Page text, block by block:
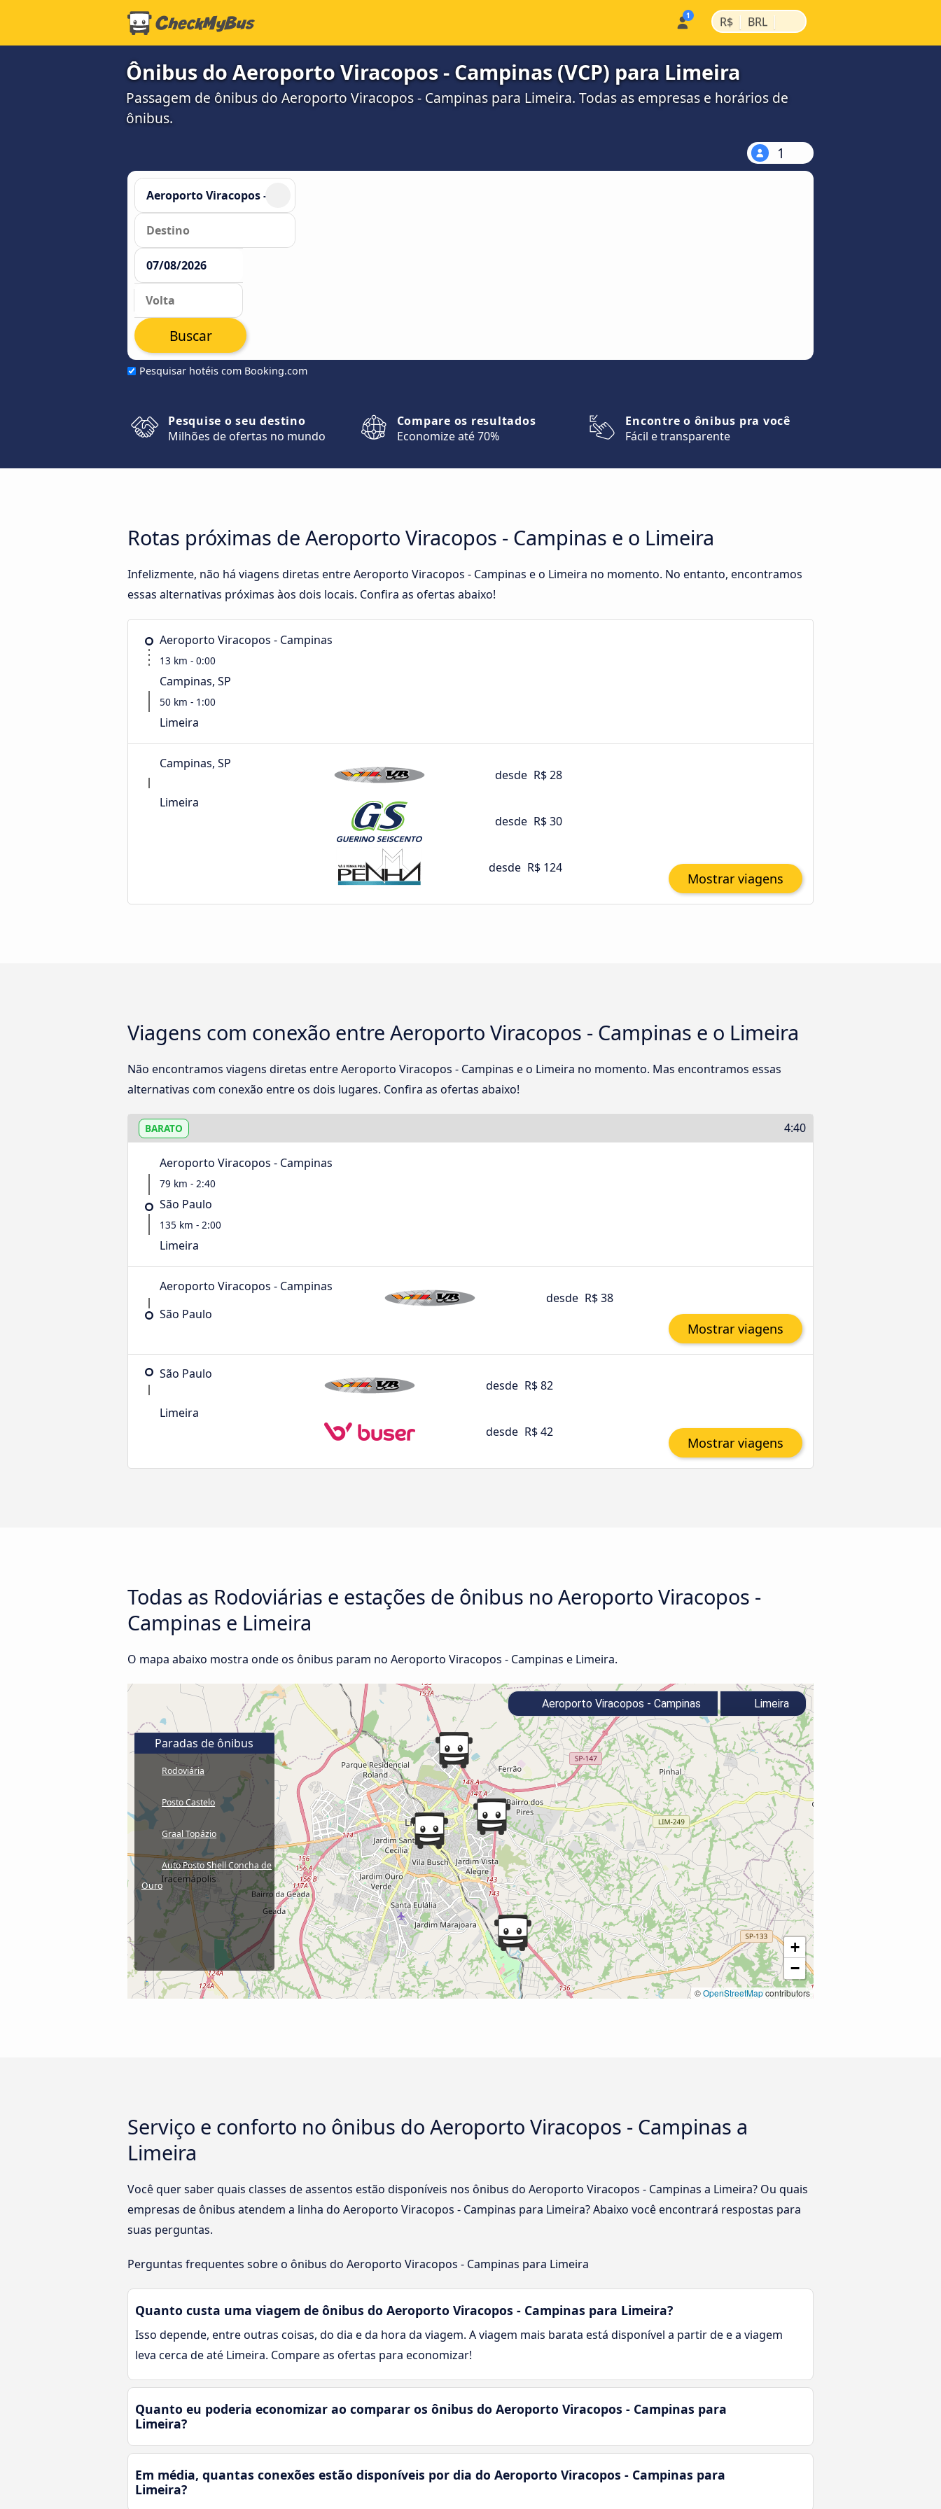
R$ | BRL |
Ônibus do Aeroporto Viracopos - Campinas (VCP) para Limeira
Passagem de ônibus do Aeroporto Viracopos - Campinas para Limeira. Todas as empresas e horários de
ônibus.
1
Pesquisar hotéis com Booking.com
Buscar
Pesquise o seu destino
Milhões de ofertas no mundo
Compare os resultados
Economize até 70%
Encontre o ônibus pra você
Fácil e transparente
Rotas próximas de Aeroporto Viracopos - Campinas e o Limeira
Infelizmente, não há viagens diretas entre Aeroporto Viracopos - Campinas e o Limeira no momento. No entanto, encontramos
essas alternativas próximas àos dois locais. Confira as ofertas abaixo!
Aeroporto Viracopos - Campinas
13 km - 0:00
Campinas, SP
50 km - 1:00
Limeira
Campinas, SP
Limeira
desde R$ 28
desde R$ 30
desde R$ 124
Mostrar viagens
Viagens com conexão entre Aeroporto Viracopos - Campinas e o Limeira
Não encontramos viagens diretas entre Aeroporto Viracopos - Campinas e o Limeira no momento. Mas encontramos essas
alternativas com conexão entre os dois lugares. Confira as ofertas abaixo!
BARATO 4:40
Aeroporto Viracopos - Campinas
79 km - 2:40
São Paulo
135 km - 2:00
Limeira
Aeroporto Viracopos - Campinas
São Paulo
desde R$ 38
Mostrar viagens
São Paulo
Limeira
desde R$ 82
desde R$ 42
Mostrar viagens
Todas as Rodoviárias e estações de ônibus no Aeroporto Viracopos -
Campinas e Limeira
O mapa abaixo mostra onde os ônibus param no Aeroporto Viracopos - Campinas e Limeira.
+
−
©OpenStreetMapcontributors
Paradas de ônibus
Rodoviária
Posto Castelo
Graal Topázio
Auto Posto Shell Concha de
Ouro
Aeroporto Viracopos - Campinas Limeira
Serviço e conforto no ônibus do Aeroporto Viracopos - Campinas a
Limeira
Você quer saber quais classes de assentos estão disponíveis nos ônibus do Aeroporto Viracopos - Campinas a Limeira? Ou quais
empresas de ônibus atendem a linha do Aeroporto Viracopos - Campinas para Limeira? Abaixo você encontrará respostas para
suas perguntas.
Perguntas frequentes sobre o ônibus do Aeroporto Viracopos - Campinas para Limeira
Quanto custa uma viagem de ônibus do Aeroporto Viracopos - Campinas para Limeira?
Isso depende, entre outras coisas, do dia e da hora da viagem. A viagem mais barata está disponível a partir de e a viagem
leva cerca de até Limeira. Compare as ofertas para economizar!
Quanto eu poderia economizar ao comparar os ônibus do Aeroporto Viracopos - Campinas para
Limeira?
Em média, quantas conexões estão disponíveis por dia do Aeroporto Viracopos - Campinas para
Limeira?